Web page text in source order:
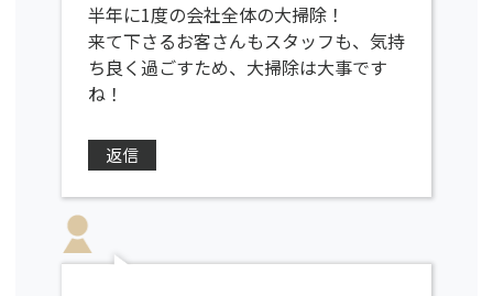
半年に1度の会社全体の大掃除！
来て下さるお客さんもスタッフも、気持
ち良く過ごすため、大掃除は大事です
ね！
返信